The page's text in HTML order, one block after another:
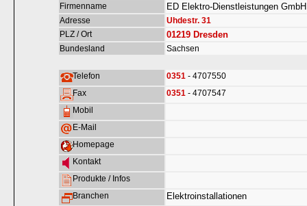
Firmenname ED Elektro-Dienstleistungen GmbH
Adresse
Uhdestr. 31
PLZ / Ort
01219 Dresden
Bundesland Sachsen
Telefon 0351 - 4707550
Fax
0351 - 4707547
Mobil
E-Mail
Homepage
Kontakt
Produkte / Infos
Branchen
Elektroinstallationen